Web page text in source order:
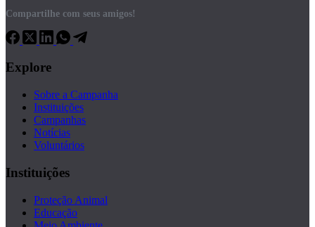
Compartilhe com seus amigos!
Explore
Sobre a Campanha
Instituições
Campanhas
Notícias
Voluntários
Instituições
Proteção Animal
Educação